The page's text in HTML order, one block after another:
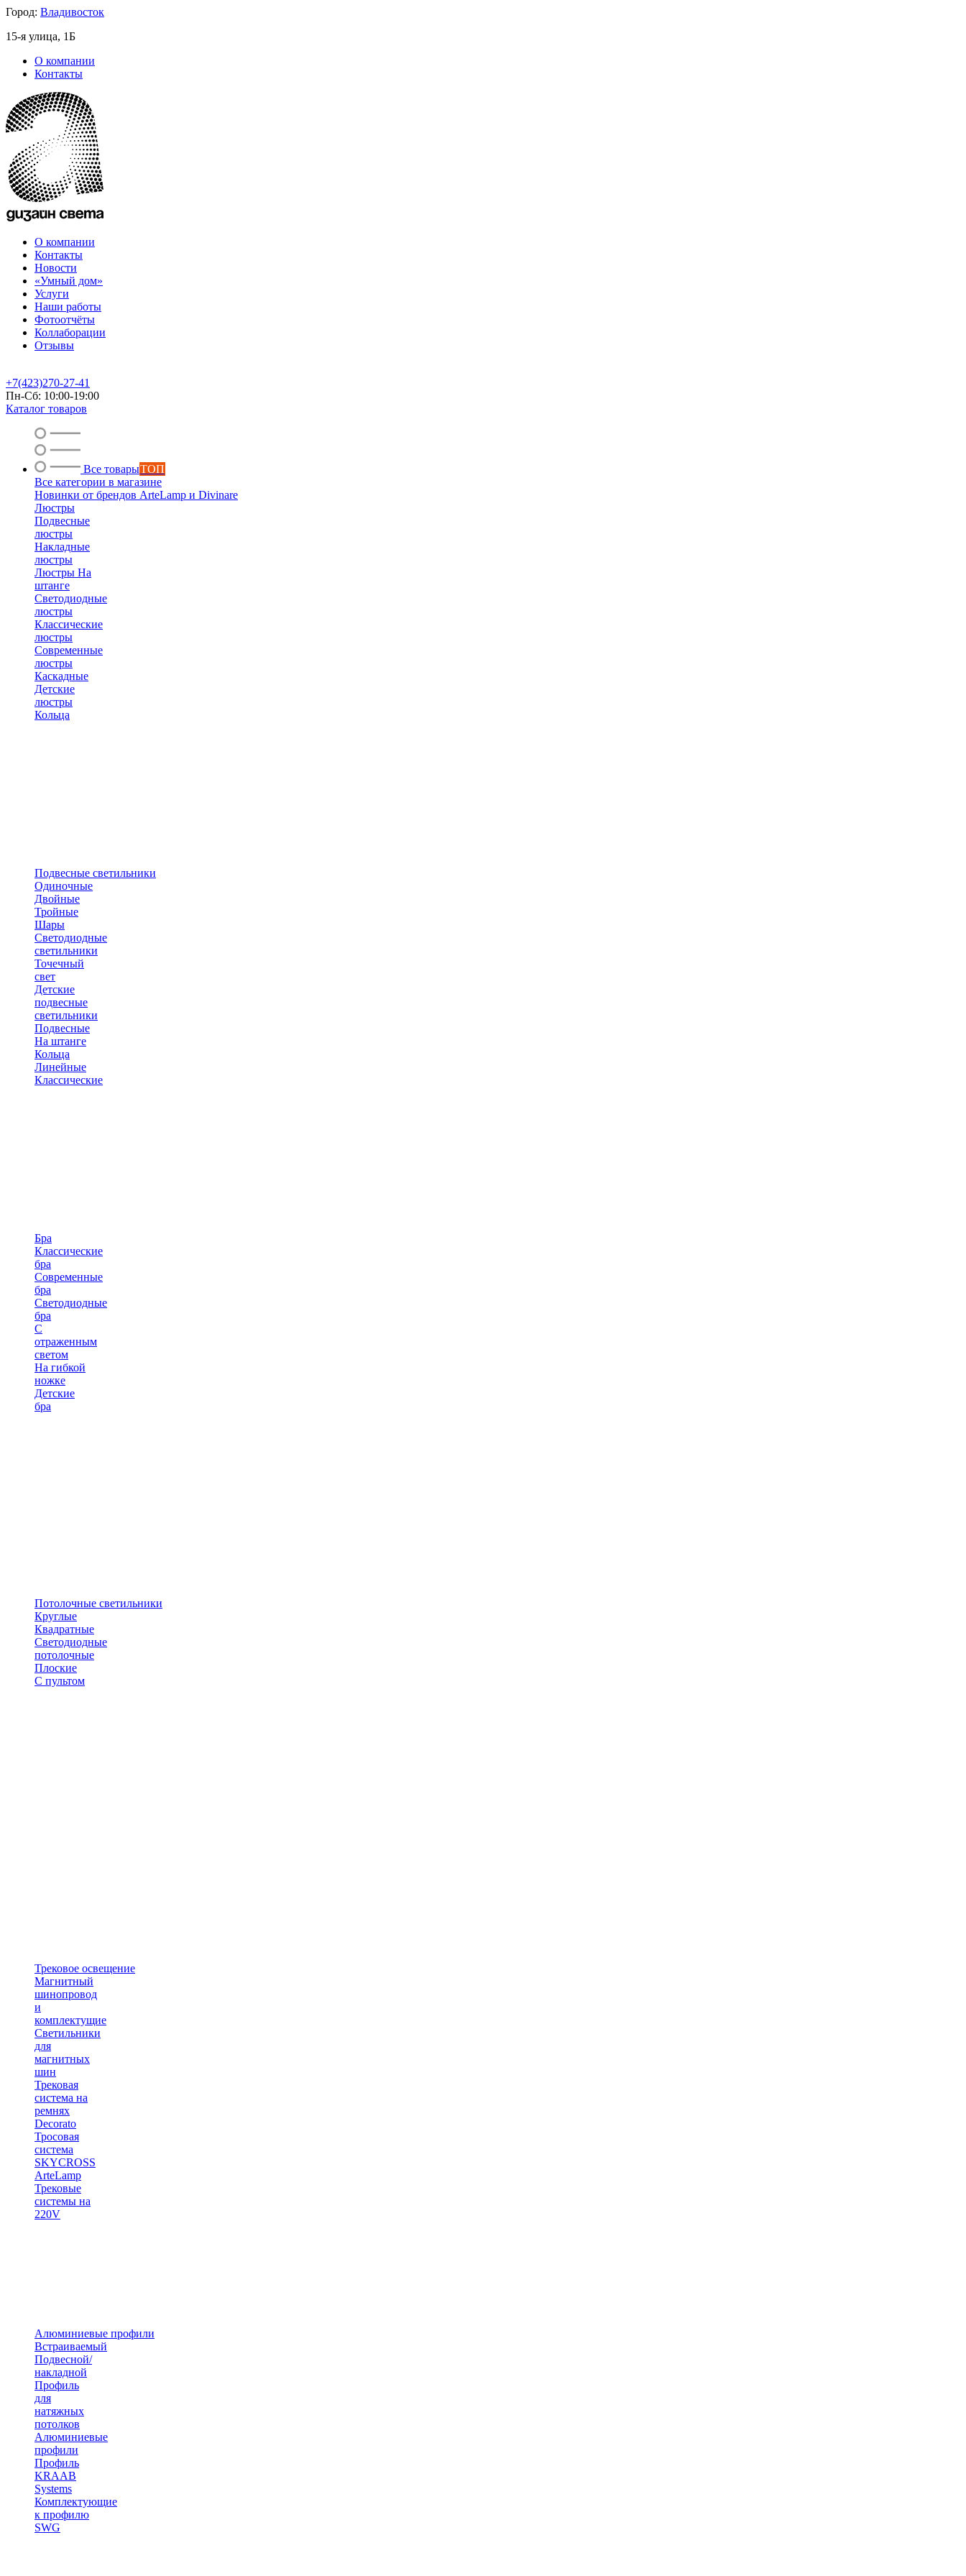
Город: Владивосток
15-я улица, 1Б
О компании
Контакты
О компании
Контакты
Новости
«Умный дом»
Услуги
Наши работы
Фотоотчёты
Коллаборации
Отзывы
+7(423)270-27-41
Пн-Сб: 10:00-19:00
Каталог товаров
Все товарыТОП
Все категории в магазине
Новинки от брендов ArteLamp и Divinare
Люстры
Подвесные
люстры
Накладные
люстры
Люстры На
штанге
Светодиодные
люстры
Классические
люстры
Современные
люстры
Каскадные
Детские
люстры
Кольца
Подвесные светильники
Одиночные
Двойные
Тройные
Шары
Светодиодные
светильники
Точечный
свет
Детские
подвесные
светильники
Подвесные
На штанге
Кольца
Линейные
Классические
Бра
Классические
бра
Современные
бра
Светодиодные
бра
С
отраженным
светом
На гибкой
ножке
Детские
бра
Потолочные светильники
Круглые
Квадратные
Светодиодные
потолочные
Плоские
С пультом
Трековое освещение
Магнитный
шинопровод
и
комплектущие
Светильники
для
магнитных
шин
Трековая
система на
ремнях
Decorato
Тросовая
система
SKYCROSS
ArteLamp
Трековые
системы на
220V
Алюминиевые профили
Встраиваемый
Подвесной/
накладной
Профиль
для
натяжных
потолков
Алюминиевые
профили
Профиль
KRAAB
Systems
Комплектующие
к профилю
SWG